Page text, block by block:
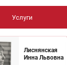
Услуги
Лиснянская
Инна Львовна